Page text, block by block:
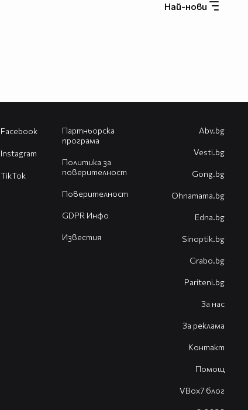
Най-нови
Партньорска
програма
Политика за
поверителност
Поверителност
GDPR Инфо
Известия
Facebook
Instagram
TikTok
Abv.bg
Vesti.bg
Gong.bg
Оhnamama.bg
Edna.bg
Sinoptik.bg
Grabo.bg
Pariteni.bg
За нас
За реклама
Контакт
Помощ
VBox7 блог